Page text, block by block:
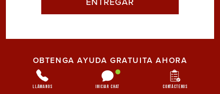
OBTENGA AYUDA GRATUITA AHORA
Llámanos Iniciar chat Contáctenos